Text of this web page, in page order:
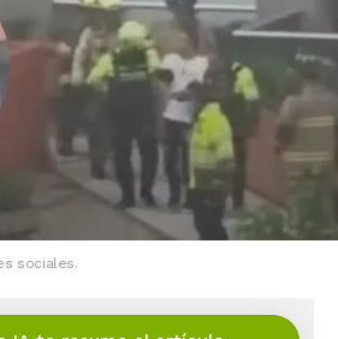
sociales.